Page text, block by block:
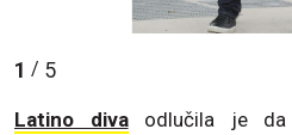
1 / 5
Latino divaodlučila je da